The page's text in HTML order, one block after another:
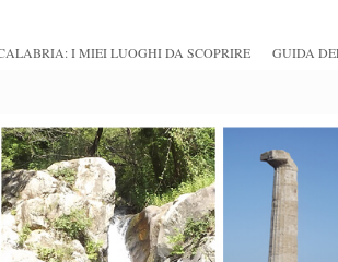
I MIEI LUOGHI DA SCOPRIRE GUIDA